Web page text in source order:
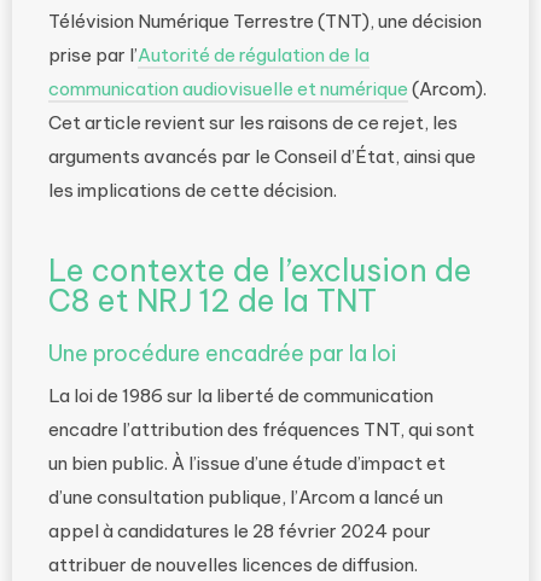
Télévision Numérique Terrestre (TNT), une décision
prise par l’Autorité de régulation de la
communication audiovisuelle et numérique (Arcom).
Cet article revient sur les raisons de ce rejet, les
arguments avancés par le Conseil d’État, ainsi que
les implications de cette décision.
Le contexte de l’exclusion de
C8 et NRJ 12 de la TNT
Une procédure encadrée par la loi
La loi de 1986 sur la liberté de communication
encadre l’attribution des fréquences TNT, qui sont
un bien public. À l’issue d’une étude d’impact et
d’une consultation publique, l’Arcom a lancé un
appel à candidatures le 28 février 2024 pour
attribuer de nouvelles licences de diffusion.